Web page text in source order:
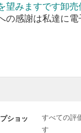
みますです卸売
感謝は私達に電
ショッ
すべての評
す